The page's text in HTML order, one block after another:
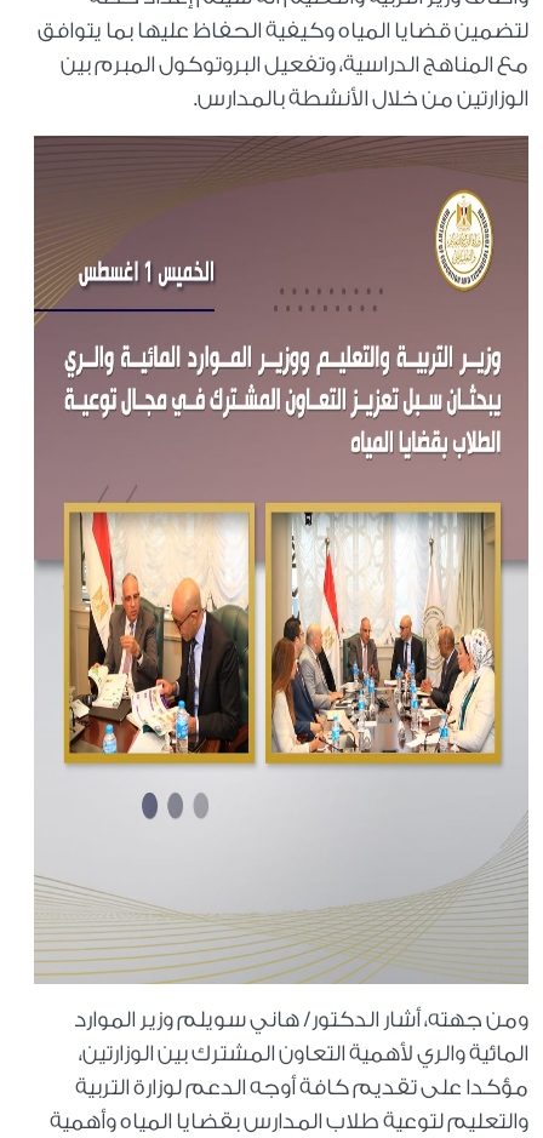
لتضمين قضايا المياه وكيفية الحفاظ عليها بما يتوافق
مع المناهج الدراسية، وتفعيل البروتوكول المبرم بين
الوزارتين من خلال الأنشطة بالمدارس.
ومن جهته، أشار الدكتور/ هاني سويلم وزير الموارد
المائية والري لأهمية التعاون المشترك بين الوزارتين،
مؤكدا على تقديم كافة أوجه الدعم لوزارة التربية
والتعليم لتوعية طلاب المدارس بقضايا المياه وأهمية